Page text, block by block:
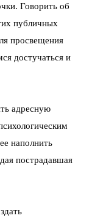
Говорить об
публичных
просвещения
достучаться и
адресную
наполнить
пострадавшая